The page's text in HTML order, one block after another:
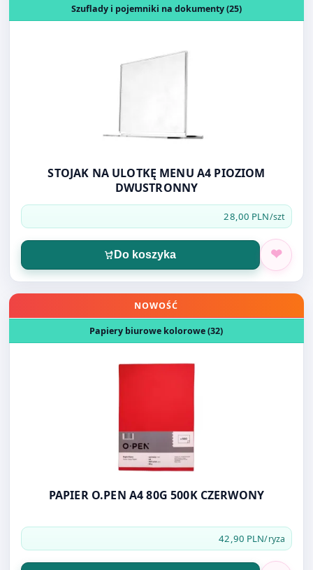
Szuflady i pojemniki na dokumenty (25)
STOJAK NA ULOTKĘ MENU A4 PIOZIOM
DWUSTRONNY
28,00 PLN/szt
Do koszyka
Otwórz produkt: PAPIER O.PEN A4 80G 500K CZERWONY
NOWOŚĆ
Papiery biurowe kolorowe (32)
PAPIER O.PEN A4 80G 500K CZERWONY
42,90 PLN/ryza